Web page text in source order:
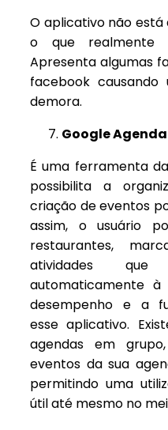
O aplicativo não
o que realmente
Apresenta algumas
facebook
demora.
Google Agenda
É uma ferramenta
possibilita a
criação de eventos
assim, o usuário
restaurantes,
atividades que
automaticamente
desempenho e a
esse aplicativo.
agendas em
eventos da sua
permitindo uma
útil até mesmo no